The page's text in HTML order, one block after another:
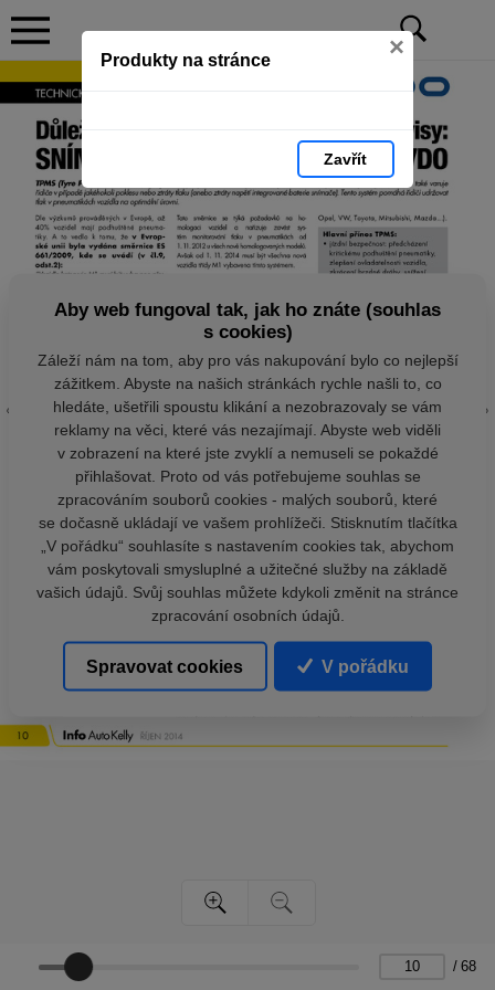
Produkty na stránce ×
Zavřít
/ 68
Aby web fungoval tak, jak ho znáte (souhlas
s cookies)
Záleží nám na tom, aby pro vás nakupování bylo co nejlepší
zážitkem. Abyste na našich stránkách rychle našli to, co
hledáte, ušetřili spoustu klikání a nezobrazovaly se vám
reklamy na věci, které vás nezajímají. Abyste web viděli
v zobrazení na které jste zvyklí a nemuseli se pokaždé
přihlašovat. Proto od vás potřebujeme souhlas se
zpracováním souborů cookies - malých souborů, které
se dočasně ukládají ve vašem prohlížeči. Stisknutím tlačítka
„V pořádku“ souhlasíte s nastavením cookies tak, abychom
vám poskytovali smysluplné a užitečné služby na základě
vašich údajů. Svůj souhlas můžete kdykoli změnit na stránce
zpracování osobních údajů.
Spravovat cookies V pořádku